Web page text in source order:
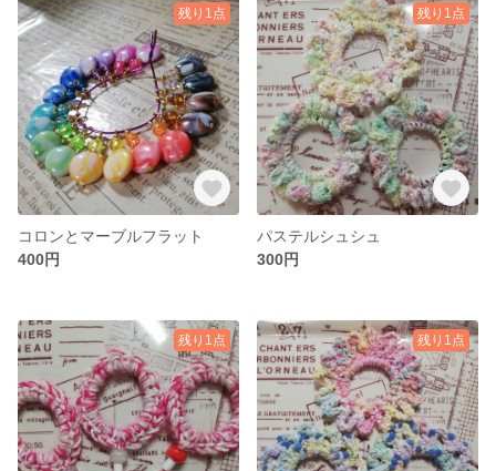
残り1点
コロンとマーブルフラット
400円
残り1点
パステルシュシュ
300円
残り1点 残り1点